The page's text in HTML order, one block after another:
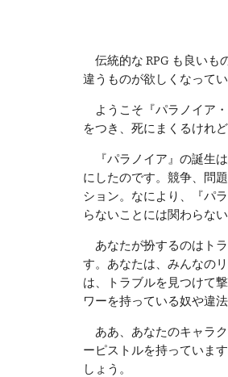
伝統的な RPG も良いも
違うものが欲しくなって
ようこそ『パラノイア
をつき、死にまくるけれ
『パラノイア』の誕生
にしたのです。競争、問
ション。なにより、『パ
らないことには関わらない
あなたが扮するのはト
す。あなたは、みんなの
は、トラブルを見つけて
ワーを持っている奴や違
ああ、あなたのキャラ
ーピストルを持っていま
しょう。